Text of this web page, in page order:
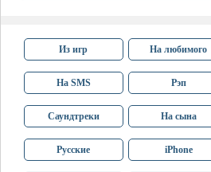
Из игр На любимого
На SMS Рэп
Саундтреки На сына
Русские iPhone